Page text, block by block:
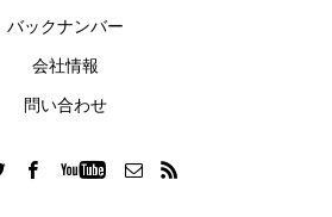
バックナンバー
会社情報
問い合わせ